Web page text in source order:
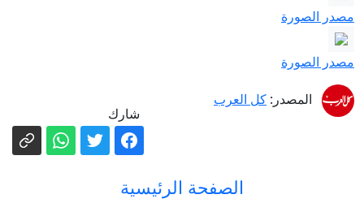
مصدر الصورة
مصدر الصورة
المصدر: كل العرب
شارك
الصفحة الرئيسية